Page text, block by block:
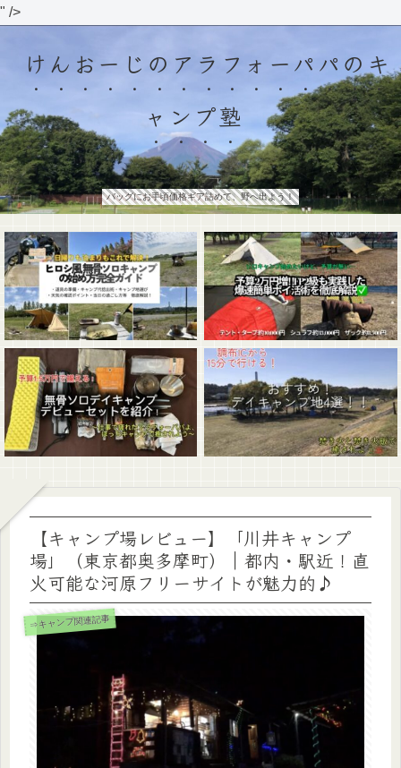
" />
けんおーじのアラフォーパパのキ
ャンプ塾
バッグにお手頃価格ギア詰めて、野へ出よう！
【キャンプ場レビュー】「川井キャンプ
場」（東京都奥多摩町）｜都内・駅近！直
火可能な河原フリーサイトが魅力的♪
⇒キャンプ関連記事